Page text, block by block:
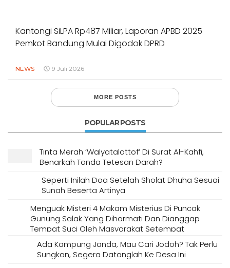
Kantongi SiLPA Rp487 Miliar, Laporan APBD 2025
Pemkot Bandung Mulai Digodok DPRD
NEWS 9 Juli 2026
MORE POSTS
POPULAR POSTS
Tinta Merah ‘Walyatalattof’ Di Surat Al-Kahfi,
Benarkah Tanda Tetesan Darah?
Seperti Inilah Doa Setelah Sholat Dhuha Sesuai
Sunah Beserta Artinya
Menguak Misteri 4 Makam Misterius Di Puncak
Gunung Salak Yang Dihormati Dan Dianggap
Tempat Suci Oleh Masyarakat Setempat
Ada Kampung Janda, Mau Cari Jodoh? Tak Perlu
Sungkan, Segera Datanglah Ke Desa Ini